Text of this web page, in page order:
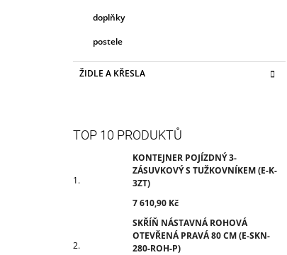
doplňky
postele
ŽIDLE A KŘESLA
TOP 10 PRODUKTŮ
KONTEJNER POJÍZDNÝ 3-
ZÁSUVKOVÝ S TUŽKOVNÍKEM (E-K-
3ZT)
7 610,90 Kč
SKŘÍŇ NÁSTAVNÁ ROHOVÁ
OTEVŘENÁ PRAVÁ 80 CM (E-SKN-
280-ROH-P)